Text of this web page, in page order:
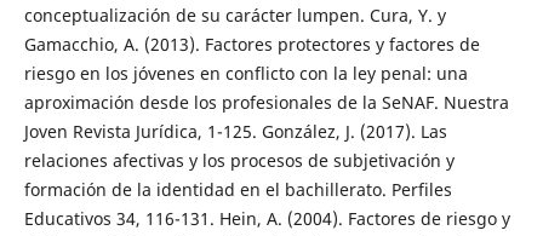
conceptualización de su carácter lumpen. Cura, Y. y
Gamacchio, A. (2013). Factores protectores y factores de
riesgo en los jóvenes en conflicto con la ley penal: una
aproximación desde los profesionales de la SeNAF. Nuestra
Joven Revista Jurídica, 1-125. González, J. (2017). Las
relaciones afectivas y los procesos de subjetivación y
formación de la identidad en el bachillerato. Perfiles
Educativos 34, 116-131. Hein, A. (2004). Factores de riesgo y